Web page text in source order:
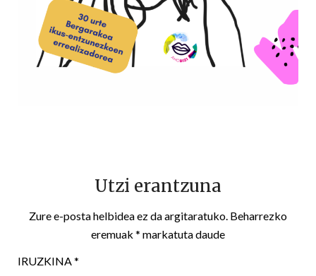
Utzi erantzuna
Zure e-posta helbidea ez da argitaratuko. Beharrezko
eremuak * markatuta daude
IRUZKINA*